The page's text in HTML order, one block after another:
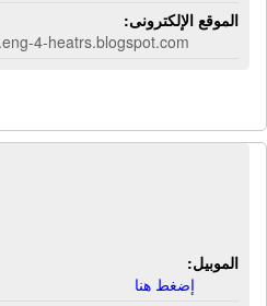
الموقع الإلكترونى:
4-heatrs.blogspot.com
المؤسسة الهندسية
الموبيل:
إضغط هنا